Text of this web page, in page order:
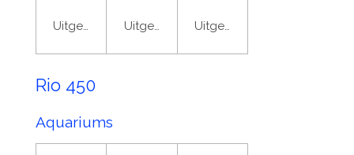
UitgeschakeldUitgeschakeldUitgeschakeld
Rio 450
Aquariums